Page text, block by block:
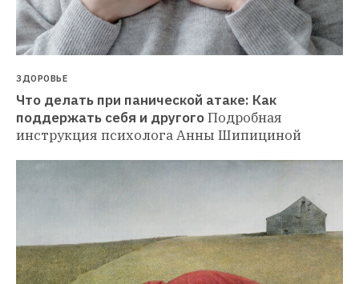
ЗДОРОВЬЕ
Что делать при панической атаке: Как
поддержать себя и другогоПодробная
инструкция психолога Анны Шипициной